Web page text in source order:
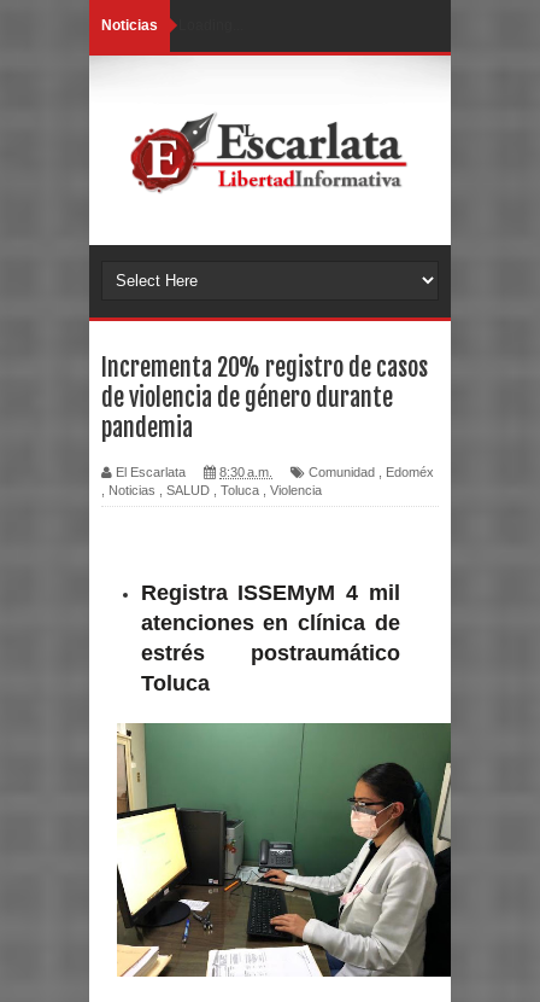
Noticias
Incrementa 20% registro de casos
de violencia de género durante
pandemia
El Escarlata 8:30 a.m. Comunidad
Edoméx
Noticias SALUD Toluca Violencia
Registra ISSEMyM 4 mil
atenciones en clínica de
estrés postraumático
Toluca